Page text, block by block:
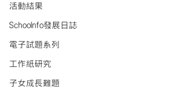
活動結果
Schoolnfo發展日誌
電子試題系列
工作紙研究
子女成長難題